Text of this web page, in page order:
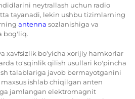
neytrallash uchun radio
tayanadi, lekin ushbu tizimlarning
antenna sozlanishiga va
bog'liq.
xavfsizlik bo'yicha xorijiy hamkorlar
to'sqinlik qilish usullari ko'pincha
talablariga javob bermayotganini
ishlab chiqilgan anten
jamlangan elektromagnit